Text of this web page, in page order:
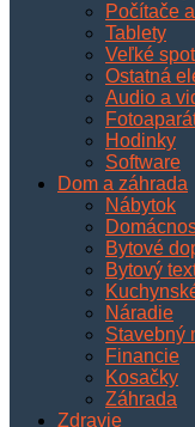
Počítače
Tablety
Veľké
Ostatná
Audio a
Hodinky
Software
Dom a záhrada
Nábytok
Bytové
Bytový
Náradie
Stavebný
Financie
Kosačky
Záhrada
Zdravie